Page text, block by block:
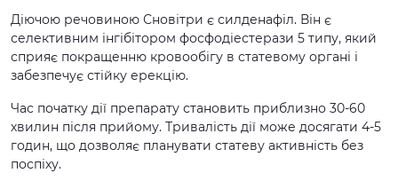
Діючою речовиною Сновітри є силденафіл. Він є
селективним інгібітором фосфодіестерази 5 типу, який
сприяє покращенню кровообігу в статевому органі і
забезпечує стійку ерекцію.
Час початку дії препарату становить приблизно 30-60
хвилин після прийому. Тривалість дії може досягати 4-5
годин, що дозволяє планувати статеву активність без
поспіху.